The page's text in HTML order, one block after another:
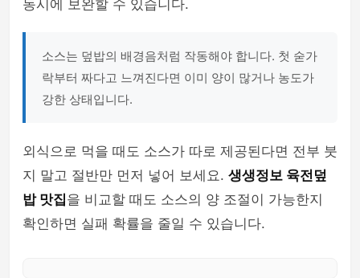
동시에 보완할 수 있습니다.
소스는 덮밥의 배경음처럼 작동해야 합니다. 첫 숟가
락부터 짜다고 느껴진다면 이미 양이 많거나 농도가
강한 상태입니다.
외식으로 먹을 때도 소스가 따로 제공된다면 전부 붓
지 말고 절반만 먼저 넣어 보세요. 생생정보 육전덮
밥 맛집을 비교할 때도 소스의 양 조절이 가능한지
확인하면 실패 확률을 줄일 수 있습니다.